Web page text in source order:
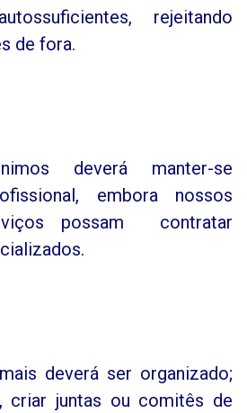
rejeitando
de fora.
deverá manter-se
embora nossos
possam contratar
deverá ser organizado;
criar juntas ou comitês de